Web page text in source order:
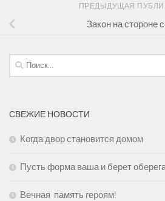
ПРЕДЫДУЩАЯ
Закон на стороне
Найти:
СВЕЖИЕ НОВОСТИ
Когда двор становится домом
Пусть форма ваша и берет
Вечная память героям!